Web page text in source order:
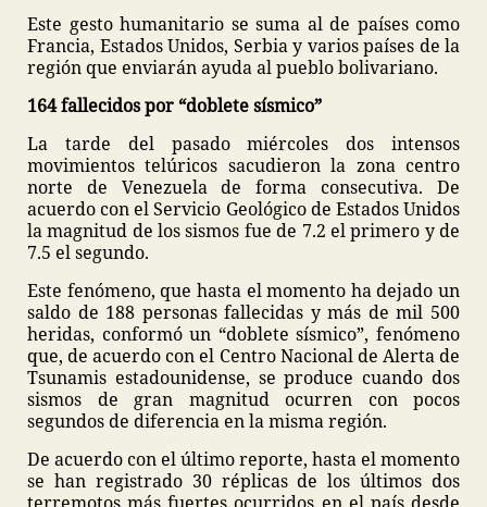
Este gesto humanitario se suma al de países como
Francia, Estados Unidos, Serbia y varios países de la
región que enviarán ayuda al pueblo bolivariano.
164 fallecidos por “doblete sísmico”
La tarde del pasado miércoles dos intensos
movimientos telúricos sacudieron la zona centro
norte de Venezuela de forma consecutiva. De
acuerdo con el Servicio Geológico de Estados Unidos
la magnitud de los sismos fue de 7.2 el primero y de
7.5 el segundo.
Este fenómeno, que hasta el momento ha dejado un
saldo de 188 personas fallecidas y más de mil 500
heridas, conformó un “doblete sísmico”, fenómeno
que, de acuerdo con el Centro Nacional de Alerta de
Tsunamis estadounidense, se produce cuando dos
sismos de gran magnitud ocurren con pocos
segundos de diferencia en la misma región.
De acuerdo con el último reporte, hasta el momento
se han registrado 30 réplicas de los últimos dos